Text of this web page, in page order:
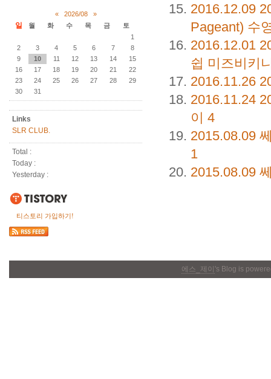
« 2026/08 »
일 월 화 수 목 금
토
1
2
3 4 5 6 7
8
9
10 11 12 13 14
15
16
17 18 19 20 21
22
23
24 25 26 27 28
29
30
31
Links
SLR CLUB.
Total :
Today :
Yesterday :
티스토리 가입하기!
2016.12.09
Pageant) 수
2016.12.01
쉽 미즈비키
2016.11.26
2016.11.24
이 4
2015.08.09
1
2015.08.09
에스_제이 's Blog is